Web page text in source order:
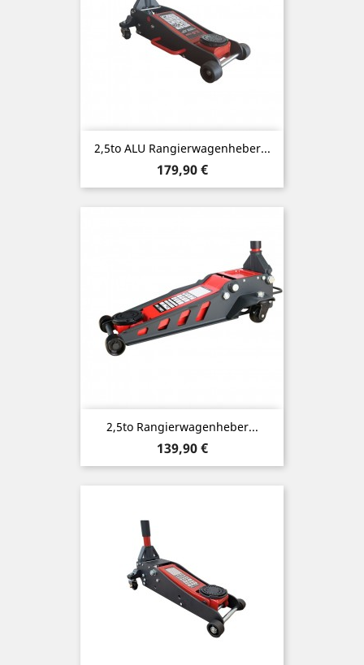
2,5to ALU Rangierwagenheber...
Preis
179,90 €
2,5to Rangierwagenheber...
Preis
139,90 €